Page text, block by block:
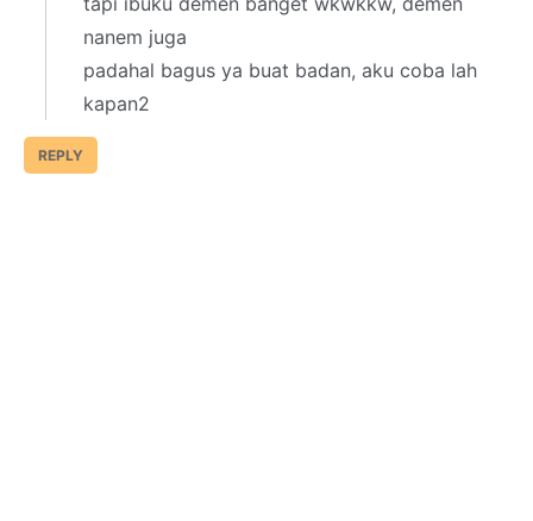
nanem juga
padahal bagus ya buat badan, aku coba lah
kapan2
REPLY